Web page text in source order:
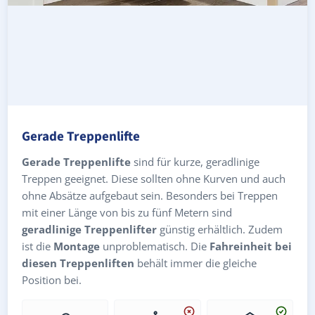
Gerade Treppenlifte
Gerade Treppenlifte sind für kurze, geradlinige
Treppen geeignet. Diese sollten ohne Kurven und auch
ohne Absätze aufgebaut sein. Besonders bei Treppen
mit einer Länge von bis zu fünf Metern sind
geradlinige Treppenlifter günstig erhältlich. Zudem
ist die Montage unproblematisch. Die Fahreinheit bei
diesen Treppenliften behält immer die gleiche
Position bei.